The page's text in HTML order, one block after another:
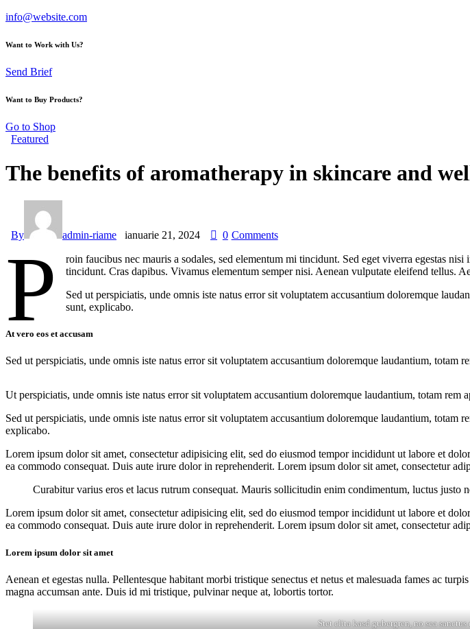
info@website.com
Want to Work with Us?
Send Brief
Want to Buy Products?
Go to Shop
Featured
The benefits of aromatherapy in skincare and
By admin-riame ianuarie 21, 2024 0 Comments
P
roin faucibus nec mauris a sodales, sed elementum mi tincidunt. Sed eget viverra egestas
tincidunt. Cras dapibus. Vivamus elementum semper nisi. Aenean vulputate eleifend tellus.
Sed ut perspiciatis, unde omnis iste natus error sit voluptatem accusantium doloremque
sunt, explicabo.
At vero eos et accusam
Sed ut perspiciatis, unde omnis iste natus error sit voluptatem accusantium doloremque laudantium, totam
Ut perspiciatis, unde omnis iste natus error sit voluptatem accusantium doloremque laudantium, totam
Sed ut perspiciatis, unde omnis iste natus error sit voluptatem accusantium doloremque laudantium, totam
explicabo.
Lorem ipsum dolor sit amet, consectetur adipisicing elit, sed do eiusmod tempor incididunt ut labore et
ea commodo consequat. Duis aute irure dolor in reprehenderit. Lorem ipsum dolor sit amet, consectetur
Curabitur varius eros et lacus rutrum consequat. Mauris sollicitudin enim condimentum, luctus justo
Lorem ipsum dolor sit amet, consectetur adipisicing elit, sed do eiusmod tempor incididunt ut labore et
ea commodo consequat. Duis aute irure dolor in reprehenderit. Lorem ipsum dolor sit amet, consectetur
Lorem ipsum dolor sit amet
Aenean et egestas nulla. Pellentesque habitant morbi tristique senectus et netus et malesuada fames ac
magna accumsan ante. Duis id mi tristique, pulvinar neque at, lobortis tortor.
Stet clita kasd gubergren, no sea